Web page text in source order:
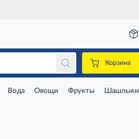
Корзина
Вода Овощи Фрукты Шашлыки